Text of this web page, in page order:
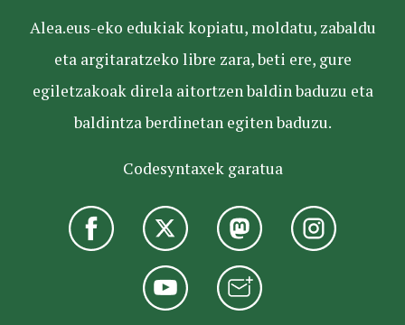
Alea.eus-eko edukiak kopiatu, moldatu, zabaldu
eta argitaratzeko libre zara, beti ere, gure
egiletzakoak direla aitortzen baldin baduzu eta
baldintza berdinetan egiten baduzu.
Codesyntaxek garatua